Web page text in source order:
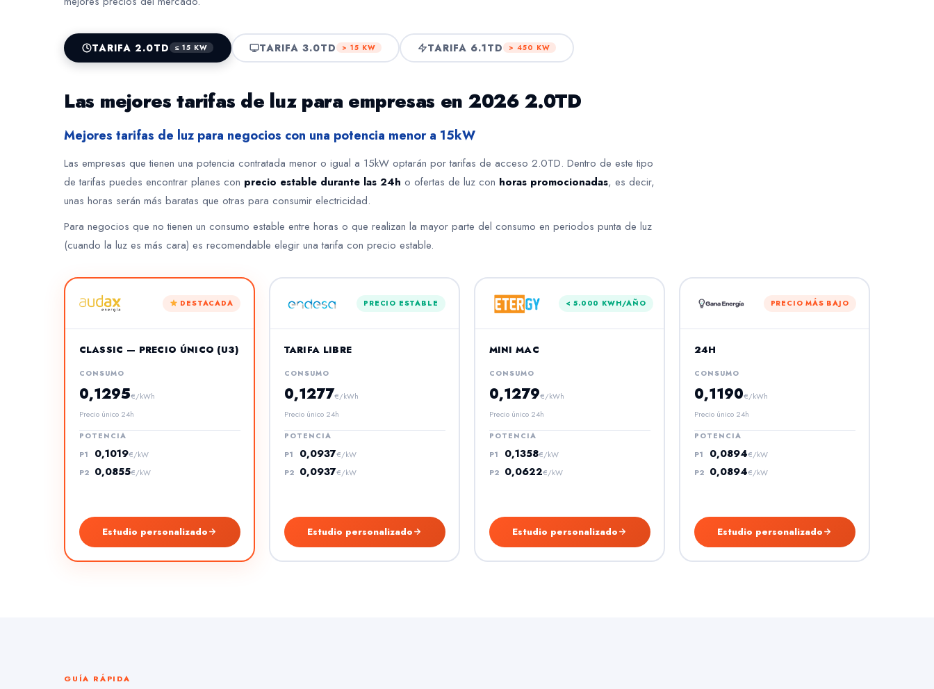
TARIFA 2.0TD ≤ 15 KW TARIFA 3.0TD > 15 KW TARIFA 6.1TD > 450 KW
Las mejores tarifas de luz para empresas en 2026 2.0TD
Mejores tarifas de luz para negocios con una potencia menor a 15kW
Las empresas que tienen una potencia contratada menor o igual a 15kW optarán por tarifas de acceso 2.0TD. Dentro de este tipo
de tarifas puedes encontrar planes con precio estable durante las 24h o ofertas de luz con horas promocionadas, es decir,
unas horas serán más baratas que otras para consumir electricidad.
Para negocios que no tienen un consumo estable entre horas o que realizan la mayor parte del consumo en periodos punta de luz
(cuando la luz es más cara) es recomendable elegir una tarifa con precio estable.
DESTACADA
CLASSIC — PRECIO ÚNICO (U3)
CONSUMO
0,1295€/kWh
Precio único 24h
POTENCIA
P1 0,1019€/kW
P2 0,0855€/kW
Estudio personalizado
PRECIO ESTABLE
TARIFA LIBRE
CONSUMO
0,1277€/kWh
Precio único 24h
POTENCIA
P1 0,0937€/kW
P2 0,0937€/kW
Estudio personalizado
< 5.000 KWH/AÑO
MINI MAC
CONSUMO
0,1279€/kWh
Precio único 24h
POTENCIA
P1 0,1358€/kW
P2 0,0622€/kW
Estudio personalizado
PRECIO MÁS BAJO
24H
CONSUMO
0,1190€/kWh
Precio único 24h
POTENCIA
P1 0,0894€/kW
P2 0,0894€/kW
Estudio personalizado
GUÍA RÁPIDA